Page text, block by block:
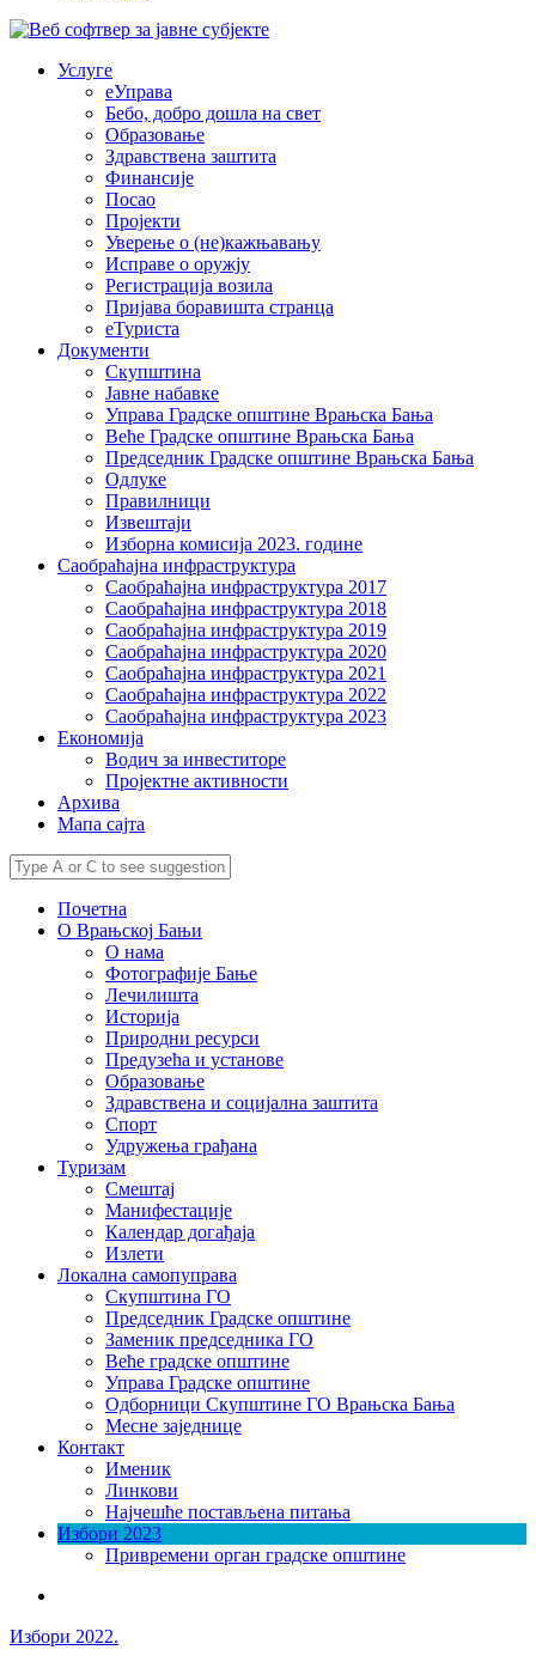
Услуге
еУправа
Бебо, добро дошла на свет
Образовање
Здравствена заштита
Финансије
Посао
Пројекти
Уверење о (не)кажњавању
Исправе о оружју
Регистрација возила
Пријава боравишта странца
еТуриста
Документи
Скупштина
Јавне набавке
Управа Градске општине Врањска Бања
Веће Градске општине Врањска Бања
Председник Градске општине Врањска Бања
Одлуке
Правилници
Извештаји
Изборна комисија 2023. године
Саобраћајна инфраструктура
Саобраћајна инфраструктура 2017
Саобраћајна инфраструктура 2018
Саобраћајна инфраструктура 2019
Саобраћајна инфраструктура 2020
Саобраћајна инфраструктура 2021
Саобраћајна инфраструктура 2022
Саобраћајна инфраструктура 2023
Економија
Водич за инвеститоре
Пројектне активности
Архива
Мапа сајта
Почетна
О Врањској Бањи
О нама
Фотографије Бање
Лечилишта
Историја
Природни ресурси
Предузећа и установе
Образовање
Здравствена и социјална заштита
Спорт
Удружења грађана
Туризам
Смештај
Манифестације
Календар догађаја
Излети
Локална самопуправа
Скупштина ГО
Председник Градске општине
Заменик председника ГО
Веће градске општине
Управа Градске општине
Одборници Скупштине ГО Врањска Бања
Месне заједнице
Контакт
Именик
Линкови
Најчешће постављена питања
Избори 2023
Привремени орган градске општине
Избори 2022.